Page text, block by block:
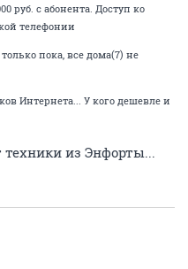
руб. с абонента. Доступ ко
телефонии
пока, все дома(7) не
Интернета... У кого дешевле и
из Энфорты...